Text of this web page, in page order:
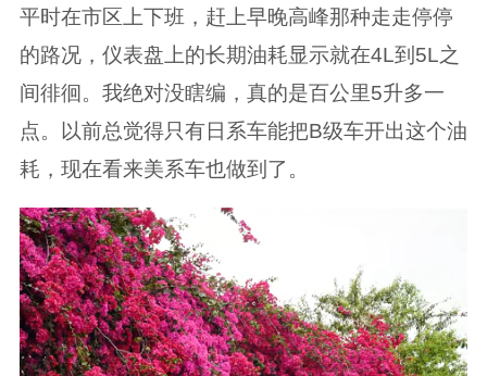
平时在市区上下班，赶上早晚高峰那种走走停停
的路况，仪表盘上的长期油耗显示就在4L到5L之
间徘徊。我绝对没瞎编，真的是百公里5升多一
点。以前总觉得只有日系车能把B级车开出这个油
耗，现在看来美系车也做到了。